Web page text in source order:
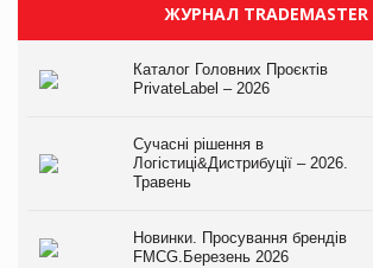
ЖУРНАЛ TRADEMASTER
Каталог Головних Проєктів
PrivateLabel – 2026
Сучасні рішення в
Логістиці&Дистрибуції – 2026.
Травень
Новинки. Просування брендів
FMCG.Березень 2026